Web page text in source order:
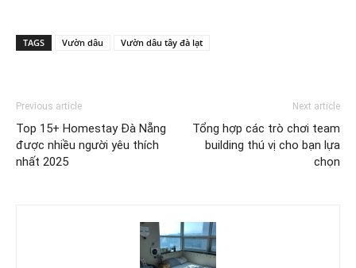
TAGS Vườn dâu Vườn dâu tây đà lạt
Previous article
Top 15+ Homestay Đà Nẵng
được nhiều người yêu thích
nhất 2025
Next article
Tổng hợp các trò chơi team
building thú vị cho bạn lựa
chọn